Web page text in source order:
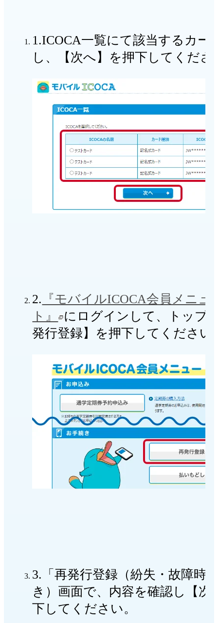
1.ICOCA一覧にて該当するカー
し、【次へ】を押下してくださ
2. 『モバイルICOCA会員メニュ
ト』
にログインして、トップ
発行登録】を押下してください
3.「再発行登録（紛失・故障時
き）画面で、内容を確認し【次
下してください。